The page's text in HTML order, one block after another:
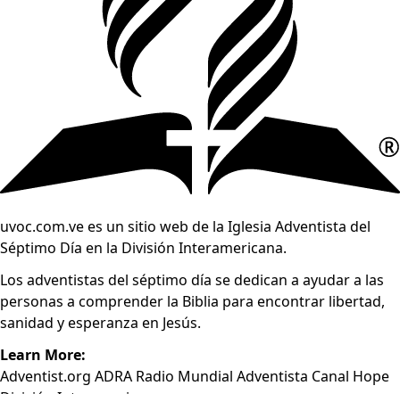
uvoc.com.ve es un sitio web de la Iglesia Adventista del
Séptimo Día en la División Interamericana.
Los adventistas del séptimo día se dedican a ayudar a las
personas a comprender la Biblia para encontrar libertad,
sanidad y esperanza en Jesús.
Learn More:
Adventist.org ADRA Radio Mundial Adventista Canal Hope